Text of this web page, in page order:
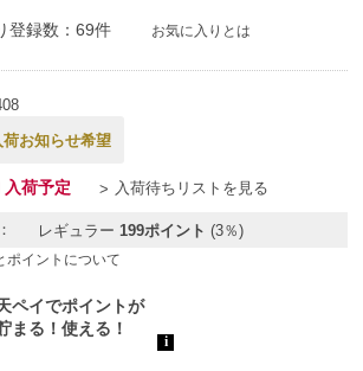
登録数：69件 お気に入りとは
荷お知らせ希望
荷予定 入荷待ちリストを見る
レギュラー 199ポイント (3％)
ポイントについて